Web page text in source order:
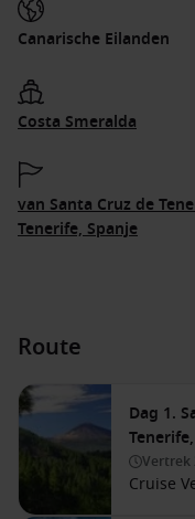
Canarische Eilanden
Costa Smeralda
van Santa Cruz de
Tenerife, Spanje
Route
Dag 1.
Vertrek
Cruise